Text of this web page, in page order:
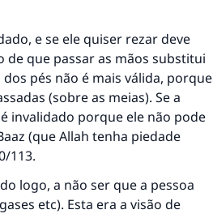
e se ele quiser rezar deve
de que passar as mãos substitui
pés não é mais válida, porque
(sobre as meias). Se a
invalidado porque ele não pode
(que Allah tenha piedade
113.
logo, a não ser que a pessoa
etc). Esta era a visão de
um casamento.
Ummah